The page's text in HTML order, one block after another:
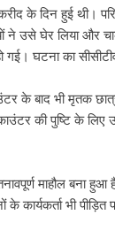
के दिन हुई थी।
ने उसे घेर लिया और
गई। घटना का
के बाद भी मृतक
की पुष्टि के लिए
माहौल बना
कार्यकर्ता भी